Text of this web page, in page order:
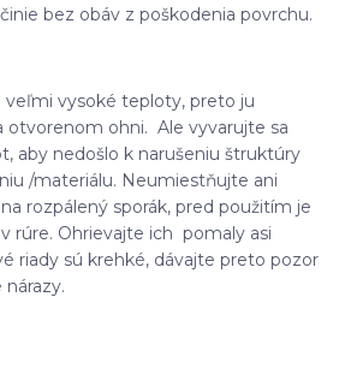
bez obáv z poškodenia povrchu.
veľmi vysoké teploty, preto ju
otvorenom ohni. Ale vyvarujte sa
aby nedošlo k narušeniu štruktúry
/materiálu. Neumiestňujte ani
rozpálený sporák, pred použitím je
rúre. Ohrievajte ich pomaly asi
riady sú krehké, dávajte preto pozor